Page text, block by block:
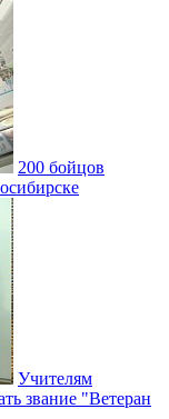
200 бойцов
Учителям
звание "Ветеран